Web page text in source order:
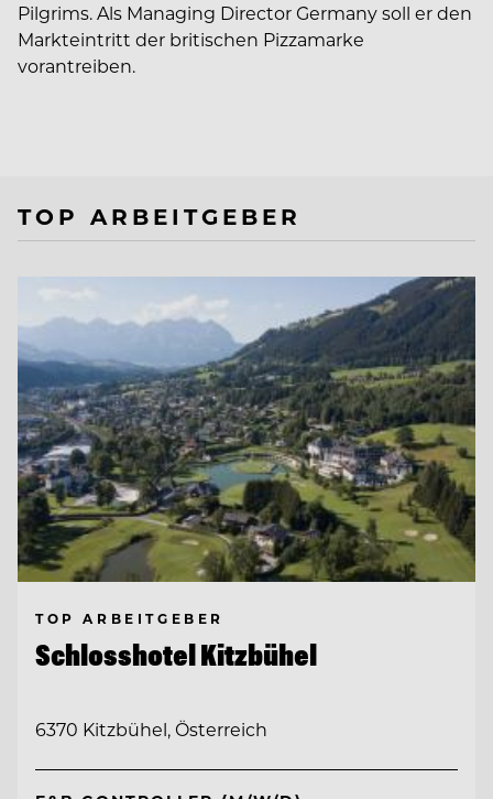
Pilgrims. Als Managing Director Germany soll er den
Markteintritt der britischen Pizzamarke
vorantreiben.
TOP ARBEITGEBER
TOP ARBEITGEBER
Schlosshotel Kitzbühel
6370 Kitzbühel, Österreich